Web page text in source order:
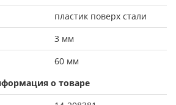
пластик поверх стали
3 мм
60 мм
о товаре